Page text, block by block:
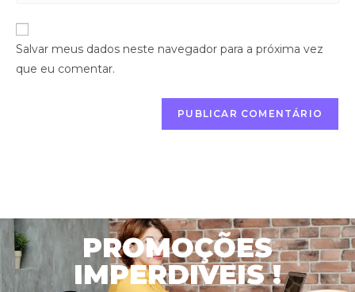
Salvar meus dados neste navegador para a próxima vez
que eu comentar.
PROMOÇÕES
IMPERDIVEIS !